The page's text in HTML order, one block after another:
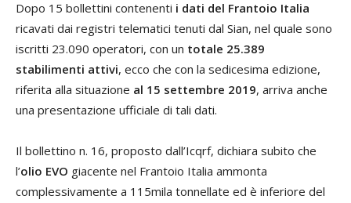
Dopo 15 bollettini contenenti i dati del Frantoio Italia
ricavati dai registri telematici tenuti dal Sian, nel quale sono
iscritti 23.090 operatori, con un totale 25.389
stabilimenti attivi, ecco che con la sedicesima edizione,
riferita alla situazione al 15 settembre 2019, arriva anche
una presentazione ufficiale di tali dati.
Il bollettino n. 16, proposto dall’Icqrf, dichiara subito che
l’olio EVO giacente nel Frantoio Italia ammonta
complessivamente a 115mila tonnellate ed è inferiore del